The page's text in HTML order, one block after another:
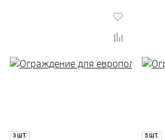
3 ШТ. 5 ШТ.